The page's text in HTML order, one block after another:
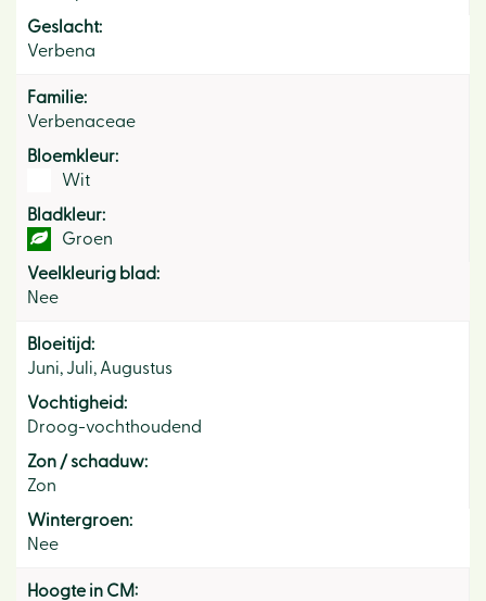
Geslacht:
Verbena
Familie:
Verbenaceae
Bloemkleur:
Wit
Bladkleur:
Groen
Veelkleurig blad:
Nee
Bloeitijd:
Juni, Juli, Augustus
Vochtigheid:
Droog-vochthoudend
Zon / schaduw:
Zon
Wintergroen:
Nee
Hoogte in CM: